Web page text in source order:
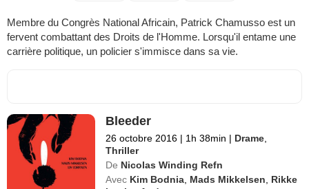
Membre du Congrès National Africain, Patrick Chamusso est un
fervent combattant des Droits de l'Homme. Lorsqu'il entame une
carrière politique, un policier s'immisce dans sa vie.
Bleeder
26 octobre 2016 | 1h 38min | Drame
Thriller
De Nicolas Winding Refn
Avec Kim Bodnia Mads Mikkelsen
Rikke